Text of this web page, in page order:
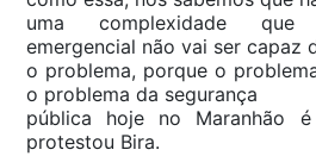
uma complexidade que
emergencial não vai ser capaz
o problema, porque o
o problema da segurança
pública hoje no Maranhão
protestou Bira.